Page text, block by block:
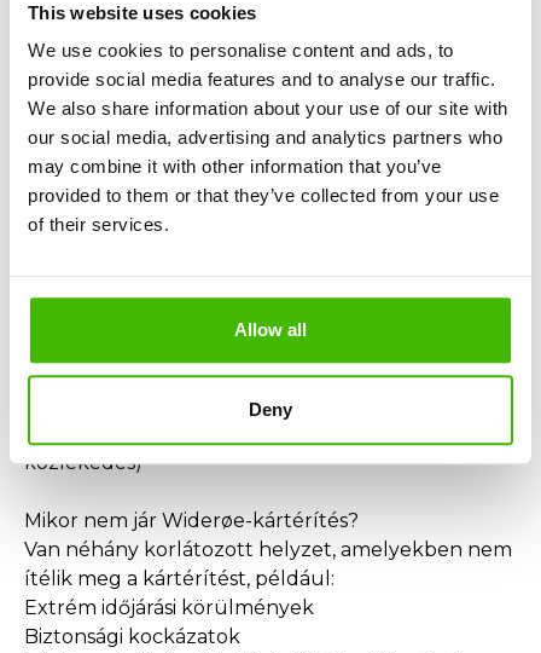
This website uses cookies
We use cookies to personalise content and ads, to
provide social media features and to analyse our traffic.
We also share information about your use of our site with
our social media, advertising and analytics partners who
may combine it with other information that you’ve
provided to them or that they’ve collected from your use
of their services.
Allow all
Deny
Megtagadott utasfelvétel vagy túlfoglalt
Widerøe-járat?
Ha egy túlfoglalt Widerøe-járat miatt maradt a
földön, törvényes joga van:
A jegy teljes visszatérítéséhez
Alternatív járathoz
Akár 600€ Widerøe-kártérítéshez
Ha egy Widerøe-járat késése miatt elmulasztotta a
Kártérítést az egész utazásért
Átirányítást a végállomásra
közlekedés)
Mikor nem jár Widerøe-kártérítés?
Van néhány korlátozott helyzet, amelyekben nem
ítélik meg a kártérítést, például:
Extrém időjárási körülmények
Biztonsági kockázatok